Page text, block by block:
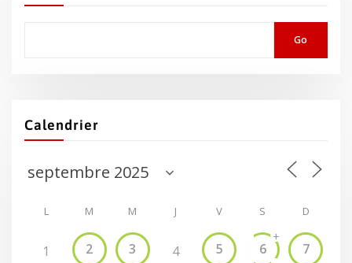
Go
Calendrier
L M M J V S D
1 2 3 4 5 6
+
7